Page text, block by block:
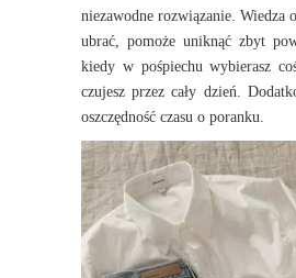
niezawodne rozwiązanie. Wiedza
ubrać, pomoże uniknąć zbyt
kiedy w pośpiechu wybierasz
czujesz przez cały dzień.
oszczędność czasu o poranku.